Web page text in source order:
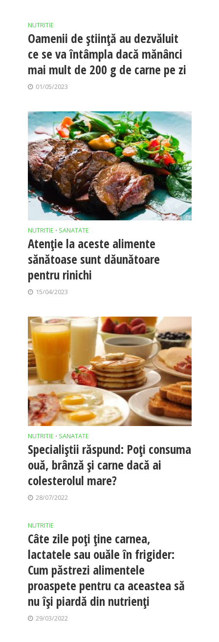
NUTRITIE
Oamenii de știință au dezvăluit
ce se va întâmpla dacă mănânci
mai mult de 200 g de carne pe zi
01/05/2023
NUTRITIE • SANATATE
Atenție la aceste alimente
sănătoase sunt dăunătoare
pentru rinichi
15/04/2023
NUTRITIE • SANATATE
Specialiștii răspund: Poți consuma
ouă, brânză și carne dacă ai
colesterolul mare?
28/07/2022
NUTRITIE
Câte zile poți ține carnea,
lactatele sau ouăle în frigider:
Cum păstrezi alimentele
proaspete pentru ca aceastea să
nu își piardă din nutrienți
29/03/2022